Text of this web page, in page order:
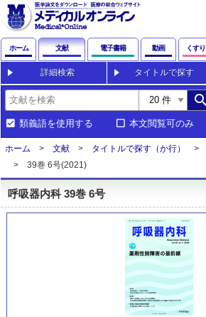
ホーム 文献 電子書籍 動画 くすり
詳細検索 タイトルで探す
類義語を使用する 本文閲覧可のみ
ホーム 文献 タイトルで探す（か行）
39巻 6号(2021)
呼吸器内科 39巻 6号